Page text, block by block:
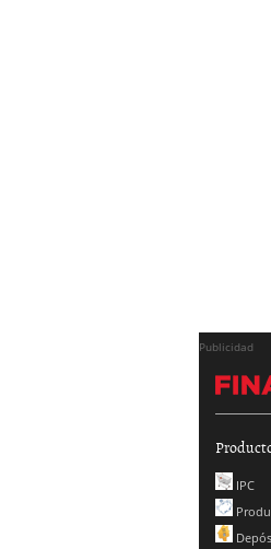
Publicidad
IPC